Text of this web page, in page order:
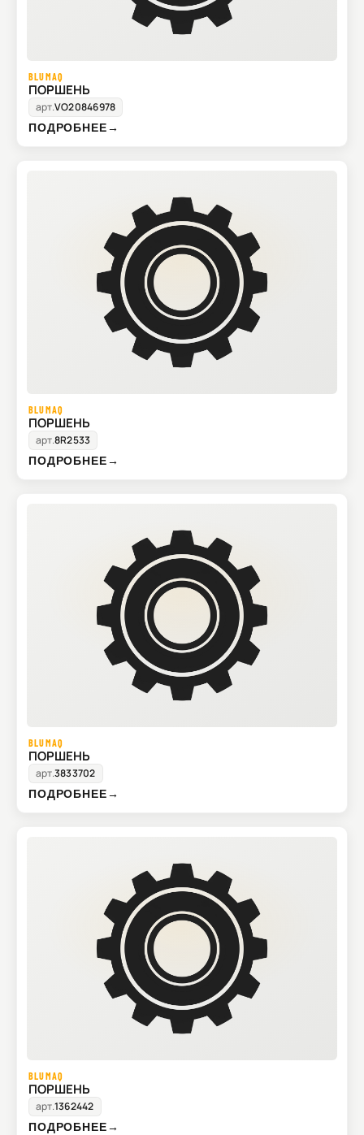
BLUMAQ
ПОРШЕНЬ
арт.VO20846978
ПОДРОБНЕЕ→
BLUMAQ
ПОРШЕНЬ
арт.8R2533
ПОДРОБНЕЕ→
BLUMAQ
ПОРШЕНЬ
арт.3833702
ПОДРОБНЕЕ→
BLUMAQ
ПОРШЕНЬ
арт.1362442
ПОДРОБНЕЕ→